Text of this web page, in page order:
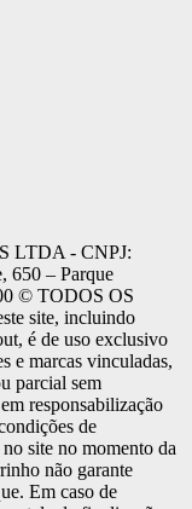
LTDA - CNPJ:
650 – Parque
©️ TODOS OS
site, incluindo
é de uso exclusivo
e marcas vinculadas,
parcial sem
responsabilização
de
site no momento da
não garante
Em caso de